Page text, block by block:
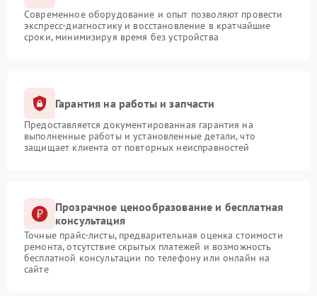
Современное оборудование и опыт позволяют провести
экспресс-диагностику и восстановление в кратчайшие
сроки, минимизируя время без устройства
Гарантия на работы и запчасти
Предоставляется документированная гарантия на
выполненные работы и установленные детали, что
защищает клиента от повторных неисправностей
Прозрачное ценообразование и бесплатная
консультация
Точные прайс-листы, предварительная оценка стоимости
ремонта, отсутствие скрытых платежей и возможность
бесплатной консультации по телефону или онлайн на
сайте